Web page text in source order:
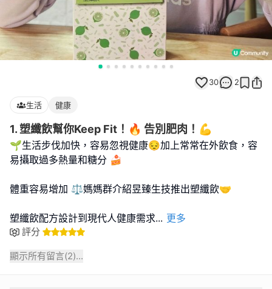
30 2
生活 健康
1. 塑纖飲幫你Keep Fit！🔥 告別肥肉！💪
🌱生活步伐加快，容易忽視健康😔加上常常在外飲食，容
易攝取過多熱量和糖分 🍰
體重容易增加 ⚖️媽媽群介紹昱臻生技推出塑纖飲🤝
塑纖飲配方設計到現代人健康需求... 更多
評分
顯示所有留言(2)...